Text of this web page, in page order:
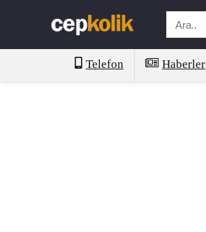
Telefon Haberler